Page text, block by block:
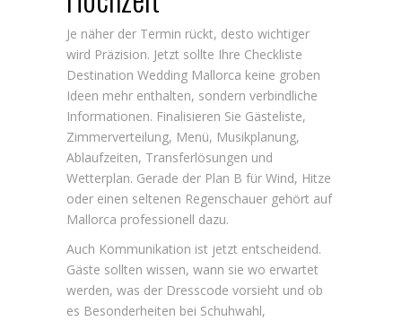
Je näher der Termin rückt, desto wichtiger
wird Präzision. Jetzt sollte Ihre Checkliste
Destination Wedding Mallorca keine groben
Ideen mehr enthalten, sondern verbindliche
Informationen. Finalisieren Sie Gästeliste,
Zimmerverteilung, Menü, Musikplanung,
Ablaufzeiten, Transferlösungen und
Wetterplan. Gerade der Plan B für Wind, Hitze
oder einen seltenen Regenschauer gehört auf
Mallorca professionell dazu.
Auch Kommunikation ist jetzt entscheidend.
Gäste sollten wissen, wann sie wo erwartet
werden, was der Dresscode vorsieht und ob
es Besonderheiten bei Schuhwahl,